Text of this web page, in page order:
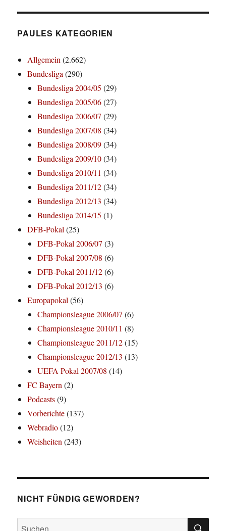
PAULES KATEGORIEN
Allgemein(2.662)
Bundesliga(290)
Bundesliga 2004/05 (29)
Bundesliga 2005/06(27)
Bundesliga 2006/07 (29)
Bundesliga 2007/08 (34)
Bundesliga 2008/09(34)
Bundesliga 2009/10(34)
Bundesliga 2010/11 (34)
Bundesliga 2011/12(34)
Bundesliga 2012/13 (34)
Bundesliga 2014/15 (1)
DFB-Pokal(25)
DFB-Pokal 2006/07 (3)
DFB-Pokal 2007/08 (6)
DFB-Pokal 2011/12(6)
DFB-Pokal 2012/13 (6)
Europapokal(56)
Championsleague 2006/07 (6)
Championsleague 2010/11 (8)
Championsleague 2011/12(15)
Championsleague 2012/13 (13)
UEFA Pokal 2007/08 (14)
FC Bayern(2)
Podcasts(9)
Vorberichte(137)
Webradio(12)
Weisheiten(243)
NICHT FÜNDIG GEWORDEN?
Suchen